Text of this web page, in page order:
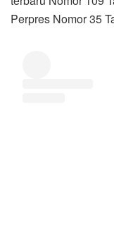
Perpres Nomor 35